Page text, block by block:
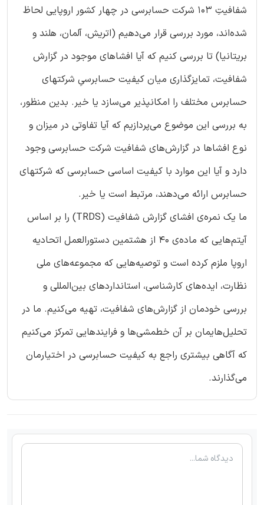
شفافیتِ 103 شرکت حسابرسی در چهار کشور اروپایی لحاظ
شده‌اند، مورد بررسی قرار می‌دهیم (اتریش، آلمان، هلند و
بریتانیا) تا بررسی کنیم که آیا افشاهای موجود در گزارش
شفافیت، تمایزگذاری میان کیفیت حسابرسیِ شرکتهای
حسابرس مختلف را امکانپذیر می‌سازد یا خیر. بدین منظور،
به بررسی این موضوع می‌پردازیم که آیا تفاوتی در میزان و
نوع افشاها در گزارش‌های شفافیت شرکت حسابرسی وجود
دارد و آیا این موارد با کیفیت اساسی حسابرسی که شرکتهای
حسابرس ارائه می‌دهند، مرتبط است یا خیر.
ما یک نمره‌ی افشای گزارش شفافیت (TRDS) را بر اساس
آیتم‌هایی که ماده‌ی 40 از هشتمین دستورالعمل اتحادیه
اروپا ملزم کرده است و توصیه‌هایی که مجموعه‌های ملی
نظارت، ایده‌های کارشناسی، استانداردهای بین‌المللی و
بررسی خودمان از گزارش‌های شفافیت، تهیه می‌کنیم. ما در
تحلیل‌هایمان بر آن خطمشی‌ها و فرایندهایی تمرکز می‌کنیم
که آگاهی بیشتری راجع به کیفیت حسابرسی در اختیارمان
می‌گذارند.